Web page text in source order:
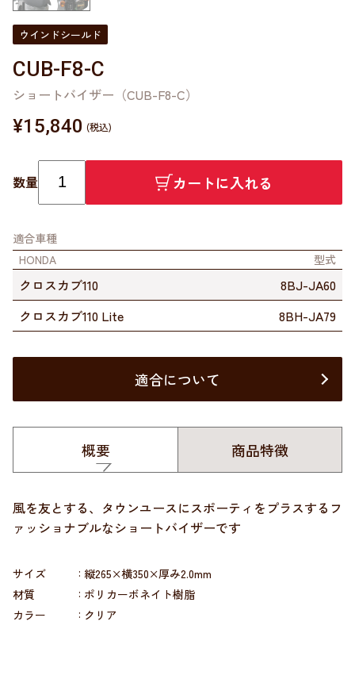
ウインドシールド
CUB-F8-C
ショートバイザー（CUB-F8-C）
¥15,840
数量 カートに入れる
適合車種
HONDA
型式
クロスカブ110
8BJ-JA60
クロスカブ110 Lite
8BH-JA79
適合について
概要 商品特徴
風を友とする、タウンユースにスポーティをプラスするフ
ァッショナブルなショートバイザーです
サイズ
縦265×横350×厚み2.0mm
材質
ポリカーボネイト樹脂
カラー
クリア